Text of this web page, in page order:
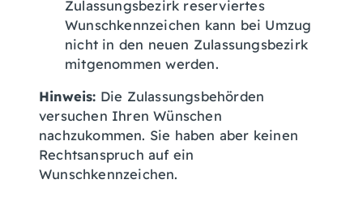
Zulassungsbezirk reserviertes
Wunschkennzeichen kann bei Umzug
nicht in den neuen Zulassungsbezirk
mitgenommen werden.
Hinweis: Die Zulassungsbehörden
versuchen Ihren Wünschen
nachzukommen. Sie haben aber keinen
Rechtsanspruch auf ein
Wunschkennzeichen.